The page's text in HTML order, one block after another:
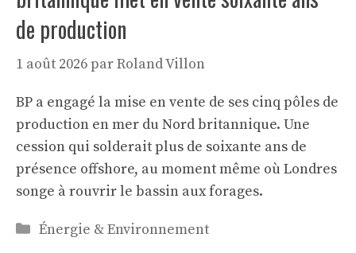
de production
1 août 2026parRoland Villon
BP a engagé la mise en vente de ses cinq pôles de
production en mer du Nord britannique. Une
cession qui solderait plus de soixante ans de
présence offshore, au moment même où Londres
songe à rouvrir le bassin aux forages.
Catégories
Énergie & Environnement